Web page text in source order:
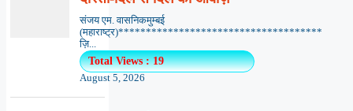
संजय एम. वासनिकमुम्बई
(महाराष्ट्र)*************************************
ज़ि...
Total Views : 19
August 5, 2026